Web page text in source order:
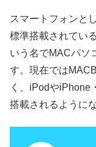
スマートフォンと
標準搭載されてい
いう名でMACパソ
す。現在では
く、iPodやiPhone
搭載されるように